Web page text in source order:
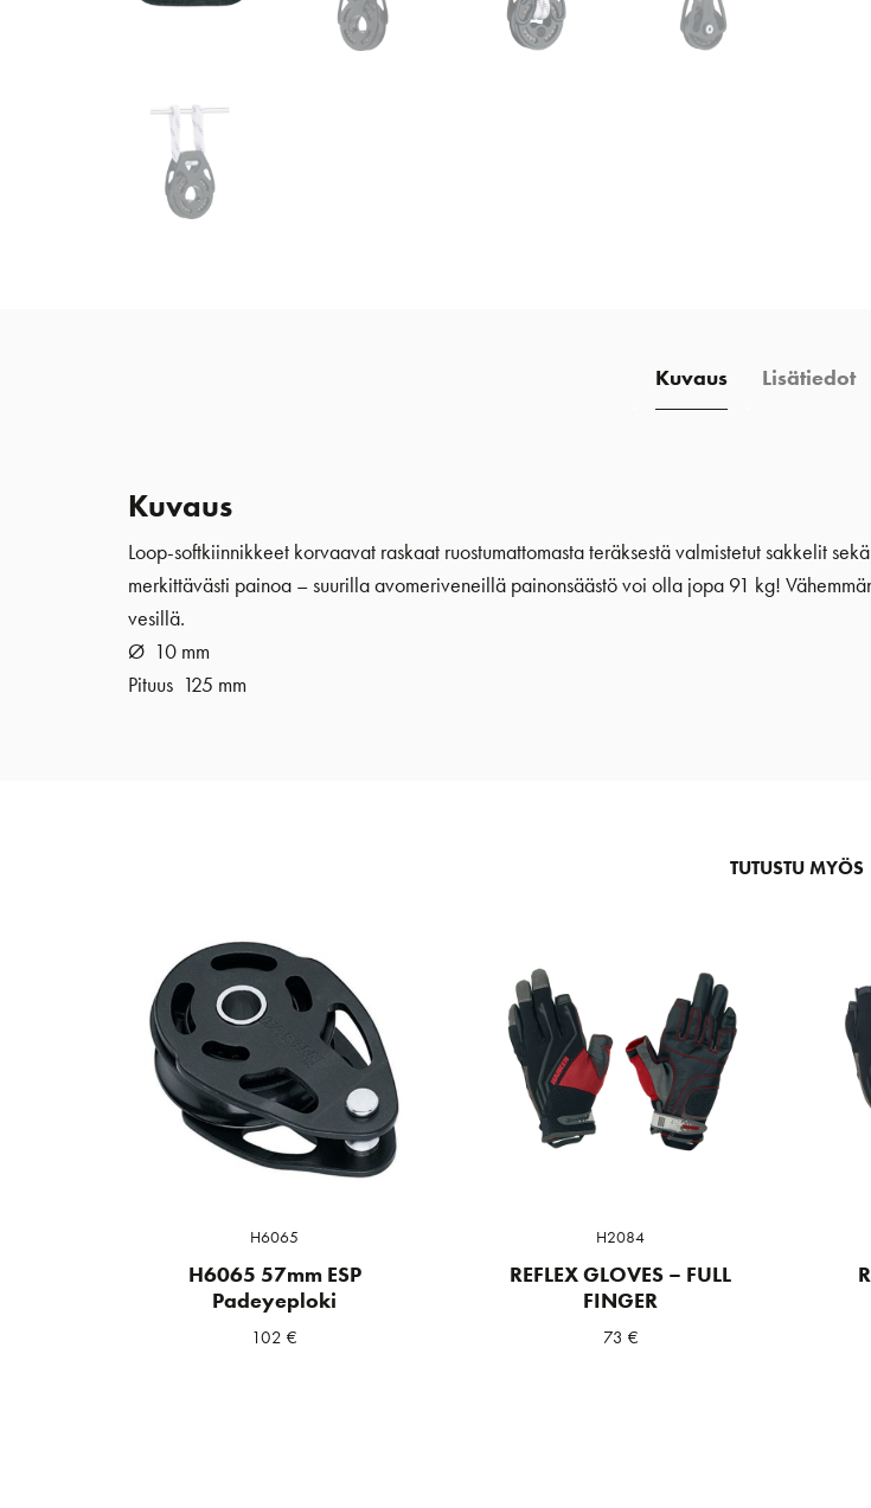
Kuvaus Lisätiedot
Kuvaus
Loop-softkiinnikkeet korvaavat raskaat ruostumattomasta teräksestä valmistetut sakkelit
merkittävästi painoa – suurilla avomeriveneillä painonsäästö voi olla jopa 91 kg!
vesillä.
Ø 10 mm
Pituus 125 mm
TUTUSTU MYÖS
H6065
H6065 57mm ESP
Padeyeploki
102€
H2084
REFLEX GLOVES – FULL
FINGER
73 €